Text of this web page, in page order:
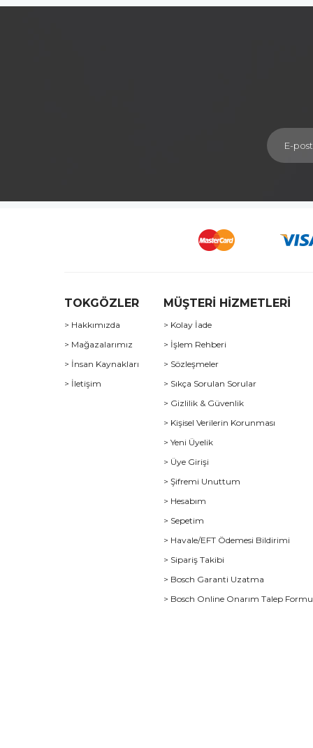
TOKGÖZLER
> Hakkımızda
> Mağazalarımız
> İnsan Kaynakları
> İletişim
MÜŞTERİ HİZMETLERİ
> Kolay İade
> İşlem Rehberi
> Sözleşmeler
> Sıkça Sorulan Sorular
> Gizlilik & Güvenlik
> Kişisel Verilerin Korunması
> Yeni Üyelik
> Üye Girişi
> Şifremi Unuttum
> Hesabım
> Sepetim
> Havale/EFT Ödemesi Bildirimi
> Sipariş Takibi
> Bosch Garanti Uzatma
> Bosch Online Onarım Talep Formu